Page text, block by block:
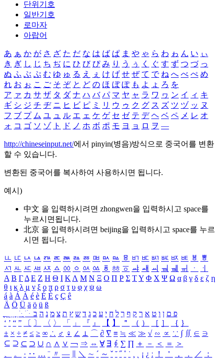
단위기호
일반기호
로마자
아랍어
あ ぁ か が さ ざ た だ な は ば ぱ ま や ゃ ら わ ゎ ん い ぃ
き ぎ し じ ち ぢ に ひ び ぴ み り う ぅ く ぐ す ず つ づ っ
ぬ ふ ぶ ぷ む ゆ ゅ る え ぇ け げ せ ぜ て で ね へ べ ぺ め
れ お ぉ こ ご そ ぞ と ど の ほ ぼ ぽ も よ ょ ろ を
ア ァ カ サ ザ タ ダ ナ ハ バ パ マ ヤ ャ ラ ワ ヮ ン イ ィ キ
ギ シ ジ チ ヂ ニ ヒ ビ ピ ミ リ ウ ゥ ク グ ス ズ ツ ヅ ッ ヌ
フ ブ プ ム ユ ュ ル エ ェ ケ ゲ セ ゼ テ デ ヘ ベ ペ メ レ オ
ォ コ ゴ ソ ゾ ト ド ノ ホ ボ ポ モ ヨ ョ ロ ヲ ―
http://chineseinput.net/에서 pinyin(병음)방식으로 중국어를 변환
할 수 있습니다.
변환된 중국어를 복사하여 사용하시면 됩니다.
예시)
中文 을 입력하시려면 zhongwen을 입력하시고 space를
누르시면됩니다.
北京 을 입력하시려면 beijing을 입력하시고 space를 누르
시면 됩니다.
ㅥ ㅦ ㅧ ㅨ ㅩ ㅪ ㅫ ㅬ ㅭ ㅮ ㅯ ㅰ ㅱ ㅲ ㅳ ㅴ ㅵ ㅶ ㅷ ㅸ
ㅹ
ㅺ ㅻ ㅼ ㅽ ㅾ ㅿ ㆀ ㆁ ㆂ ㆃ ㆄ ㆅ ㆆ ㆇ ㆈ ㆉ ㆊ ㆋ ㆌ ㆍ
ㆎ
Α Β ΓΔ Ε Ζ Η Θ Ι ΚΛ Μ Ν Ξ Ο Π Ρ Σ ΤΥ Φ Χ Ψ Ω α β γ δ ε ζ η
θ ι κ λ μ ν ξ ο π ρ σ τ υ φ χ ψ ω
á à Á À é è É È ç Ç ê
Ä Ö Ü ä ö ü ß
ִֶֹ ֻּ ׁׂ פ ם ן ו ט א ר ק ף ך ל ח י ע כ ג ד ש ץ ת צ מ נ ה ב
‘ ’ “ ” 〔 〕 〈 〉 「 」 『 』 【 】 ＂ （ ） ［ ］ ｛ ｝
± × ÷ ≠ ≤ ≥ ∞ ∴ ♂ ♀ ∠ ⊥ ⌒ ∂ ∇ ≡ ≒ ≪ ≫ √ ∽ ∝ ∵ ∫ ∬ ∈ ∋
⊆ ⊇ ⊂ ⊃ ∪ ∩ ∧ ∨ ￢ ⇒ ⇔ ∀ ∃ ∮ ∑ ∏ ＋ － ＜ ＝
＞
、
。 · ‥ … ¨ 〃 ― ＼ ∼ ´ ～ ˇ ˘ ˝ ˚ ˙ ¸ ¡ ¿ ː ！ ＇ ， ． ／
：